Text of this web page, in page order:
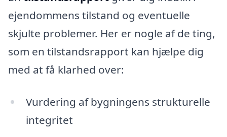
ejendommens tilstand og eventuelle
skjulte problemer. Her er nogle af de ting,
som en tilstandsrapport kan hjælpe dig
med at få klarhed over:
Vurdering af bygningens strukturelle
integritet